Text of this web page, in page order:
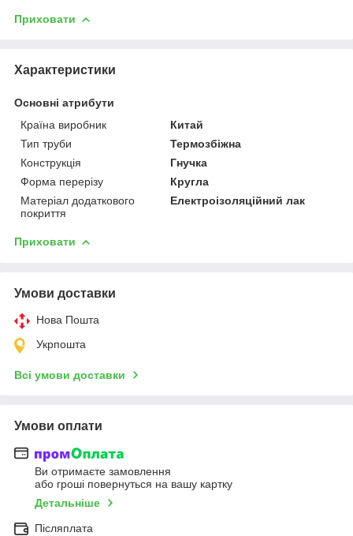
Приховати
Характеристики
Основні атрибути
Країна виробник
Китай
Тип труби
Термозбіжна
Конструкція
Гнучка
Форма перерізу
Кругла
Матеріал додаткового
покриття
Електроізоляційний лак
Приховати
Умови доставки
Нова Пошта
Укрпошта
Всі умови доставки
Умови оплати
Ви отримаєте замовлення
або гроші повернуться на вашу картку
Детальніше
Післяплата